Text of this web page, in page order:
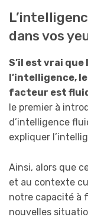
dans vos
S’il est vrai
l’intelligence,
facteur est
le premier à
d’intelligence
expliquer
Ainsi, alors que
et au contexte
notre capacité à
nouvelles